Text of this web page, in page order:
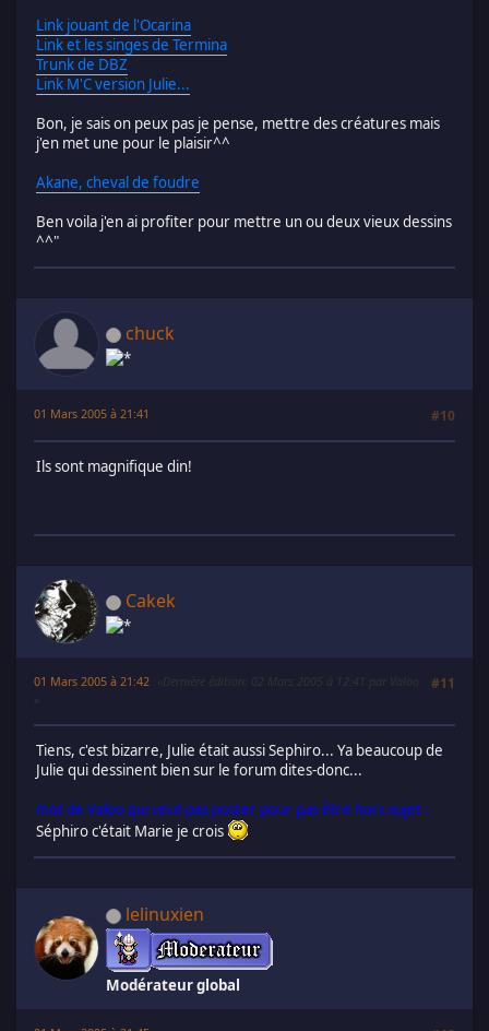
Link jouant de l'Ocarina
Link et les singes de Termina
Trunk de DBZ
Link M'C version Julie...
Bon, je sais on peux pas je pense, mettre des créatures mais
j'en met une pour le plaisir^^
Akane, cheval de foudre
Ben voila j'en ai profiter pour mettre un ou deux vieux dessins
^^"
chuck
01 Mars 2005 à 21:41 #10
Ils sont magnifique din!
Cakek
01 Mars 2005 à 21:42 #11
Dernière édition : 02 Mars 2005 à 12:41 par Valoo
Tiens, c'est bizarre, Julie était aussi Sephiro... Ya beaucoup de
Julie qui dessinent bien sur le forum dites-donc...
mot de Valoo qui veut pas poster pour pas être hors sujet :
Séphiro c'était Marie je crois
lelinuxien
Modérateur global